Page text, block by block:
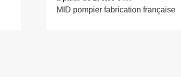
MID pompier fabrication française